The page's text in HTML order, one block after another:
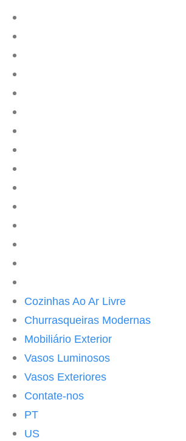
Cozinhas Ao Ar Livre
Churrasqueiras Modernas
Mobiliário Exterior
Vasos Luminosos
Vasos Exteriores
Contate-nos
PT
US